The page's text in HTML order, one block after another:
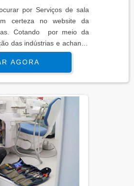
por Serviços de sala
certeza no website da
Cotando por meio da
das indústrias e achando
INFORMAÇÕES
SERVIÇOS DE SALA
Serviços de sala limpa
quando o assunto é
concreto pre...
AGORA